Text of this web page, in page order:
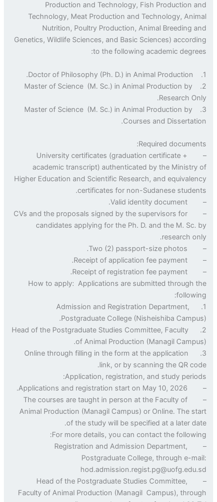
Production and Technology, Fish Production
Technology, Meat Production and Technology,
Nutrition, Poultry Production, Animal Breeding
Genetics, Wildlife Sciences, and Basic Sciences)
to the following academic
2. Master of Science (M. Sc.) in Animal Production by
Research
3. Master of Science (M. Sc.) in Animal Production by
Courses and
Required
– University certificates (graduation certificate +
academic transcript) authenticated by the
Higher Education and Scientific Research, and
certificates for non-Sudanese
– Valid
– CVs and the proposals signed by the supervisors for
candidates applying for the Ph. D. and the M.
research
– Two (2)
– Receipt of
– Receipt of
How to apply: Applications are submitted through
1. Admission and Registration Department,
Postgraduate College (Nisheishiba
2. Head of the Postgraduate Studies Committee, Faculty
of Animal Production (Managil
3. Online through filling in the form at the application
link, or by scanning the QR
Application, registration, and study
– Applications and
– The courses are taught in person at the Faculty of
Animal Production (Managil Campus) or Online. The
of the study will be specified at a later
For more details, you can contact the
– Registration and Admission Department,
Postgraduate College, through e-
– Head of the Postgraduate Studies Committee,
Faculty of Animal Production (Managil Campus),